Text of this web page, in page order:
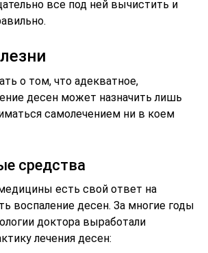
все под ней вычистить и
о том, что адекватное,
десен может назначить лишь
самолечением ни в коем
средства
есть свой ответ на
воспаление десен. За многие годы
доктора выработали
лечения десен: